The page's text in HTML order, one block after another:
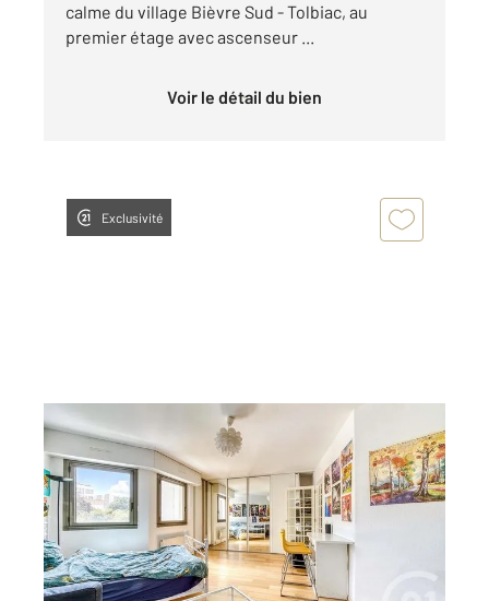
calme du village Bièvre Sud - Tolbiac, au
premier étage avec ascenseur ...
Voir le détail du bien
Exclusivité
PARIS 75013
31,66 m
2, 1 pièce
Ref : 6667
Appartement F1 à vendre
315 000 €